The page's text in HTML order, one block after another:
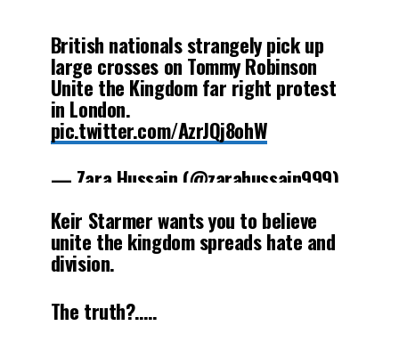
16, 2026
British nationals strangely pick up
large crosses on Tommy Robinson
Unite the Kingdom far right protest
in London.
pic.twitter.com/AzrJQj8ohW
— Zara Hussain (@zarahussain999)
Keir Starmer wants you to believe
unite the kingdom spreads hate and
division.
The truth?…..